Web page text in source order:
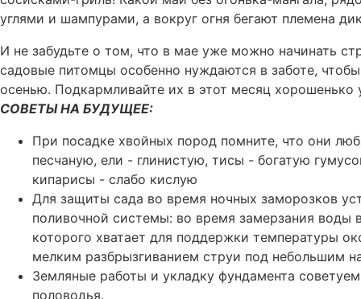
углями и шампурами, а вокруг огня бегают племена
И не забудьте о том, что в мае уже можно начинать
садовые питомцы особенно нуждаются в заботе,
осенью. Подкармливайте их в этот месяц хорошенько
СОВЕТЫ НА БУДУЩЕЕ:
При посадке хвойных пород помните, что они
песчаную, ели - глинистую, тисы - богатую
кипарисы - слабо кислую
Для защиты сада во время ночных заморозков
поливочной системы: во время замерзания воды
которого хватает для поддержки температуры
мелким разбрызгиванием струи под небольшим
Земляные работы и укладку фундамента
половодья.